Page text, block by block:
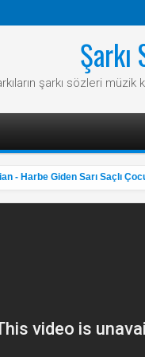
şarkı sözleri
Harbe Giden Sarı Saçlı Çocuk